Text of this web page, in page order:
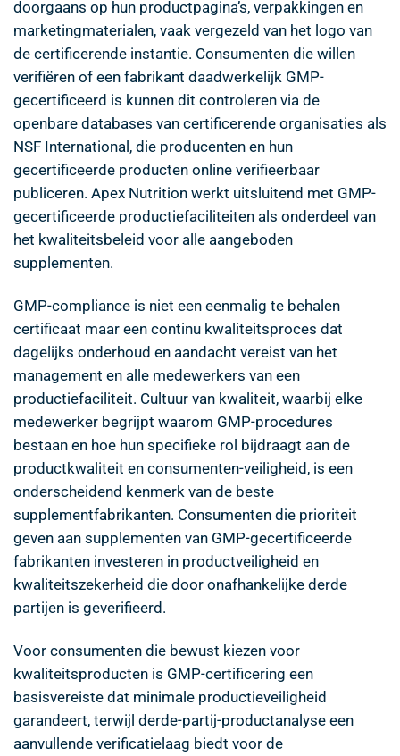
doorgaans op hun productpagina’s, verpakkingen en
marketingmaterialen, vaak vergezeld van het logo van
de certificerende instantie. Consumenten die willen
verifiëren of een fabrikant daadwerkelijk GMP-
gecertificeerd is kunnen dit controleren via de
openbare databases van certificerende organisaties als
NSF International, die producenten en hun
gecertificeerde producten online verifieerbaar
publiceren. Apex Nutrition werkt uitsluitend met GMP-
gecertificeerde productiefaciliteiten als onderdeel van
het kwaliteitsbeleid voor alle aangeboden
supplementen.
GMP-compliance is niet een eenmalig te behalen
certificaat maar een continu kwaliteitsproces dat
dagelijks onderhoud en aandacht vereist van het
management en alle medewerkers van een
productiefaciliteit. Cultuur van kwaliteit, waarbij elke
medewerker begrijpt waarom GMP-procedures
bestaan en hoe hun specifieke rol bijdraagt aan de
productkwaliteit en consumenten-veiligheid, is een
onderscheidend kenmerk van de beste
supplementfabrikanten. Consumenten die prioriteit
geven aan supplementen van GMP-gecertificeerde
fabrikanten investeren in productveiligheid en
kwaliteitszekerheid die door onafhankelijke derde
partijen is geverifieerd.
Voor consumenten die bewust kiezen voor
kwaliteitsproducten is GMP-certificering een
basisvereiste dat minimale productieveiligheid
garandeert, terwijl derde-partij-productanalyse een
aanvullende verificatielaag biedt voor de